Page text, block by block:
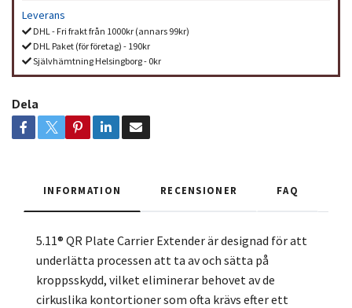
Leverans
DHL - Fri frakt från 1000kr (annars 99kr)
DHL Paket (för företag) - 190kr
Självhämtning Helsingborg - 0kr
Dela
INFORMATION RECENSIONER FAQ
5.11® QR Plate Carrier Extender är designad för att
underlätta processen att ta av och sätta på
kroppsskydd, vilket eliminerar behovet av de
cirkuslika kontortioner som ofta krävs efter ett